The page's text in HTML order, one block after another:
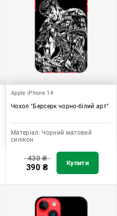
Apple iPhone 14
Чохол "Берсерк чорно-білий арт"
Матеріал: Чорний матовий
силікон
430₴
390 ₴ Купити